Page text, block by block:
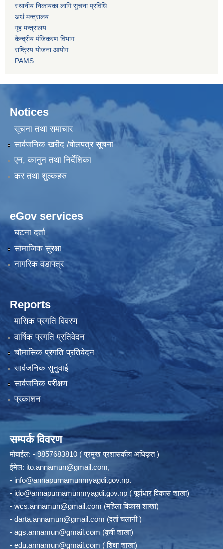
स्थानीय निकायका लागि सुचना प्रविधि
अर्थ मन्त्रालय
गृह मन्त्रालय
केन्द्रीय पंजिकरण विभाग
राष्ट्रिय योजना आयोग
PAMS
Notices
सूचना तथा समाचार
सार्वजनिक खरीद /बोलपत्र सूचना
एन, कानुन तथा निर्देशिका
कर तथा शुल्कहरु
eGov services
घटना दर्ता
सामाजिक सुरक्षा
नागरिक वडापत्र
Reports
मासिक प्रगति विवरण
वार्षिक प्रगति प्रतिवेदन
चौमासिक प्रगति प्रतिवेदन
सार्वजनिक सुनुवाई
सार्वजनिक परीक्षण
प्रकाशन
सम्पर्क विवरण
मोबाईल: - 9857683810 ( प्रमुख प्रशासकीय अधिकृत )
ईमेल: ito.annamun@gmail.com,
- info@annapurnamunmyagdi.gov.np.
- ido@annapurnamunmyagdi.gov.np ( पूर्वाधार विकास शाखा)
- wcs.annamun@gmail.com (महिला विकास शाखा)
- darta.annamun@gmail.com (दर्ता चलानी )
- ags.annamun@gmail.com (कृषी शाखा)
- edu.annamun@gmail.com ( शिक्षा शाखा)